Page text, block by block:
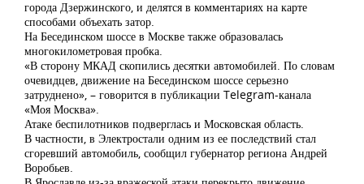
города Дзержинского, и делятся в комментариях на карте
способами объехать затор.
На Бесединском шоссе в Москве также образовалась
многокилометровая пробка.
«В сторону МКАД скопились десятки автомобилей. По словам
очевидцев, движение на Бесединском шоссе серьезно
затруднено», – говорится в публикации Telegram-канала
«Моя Москва».
Атаке беспилотников подверглась и Московская область.
В частности, в Электростали одним из ее последствий стал
сгоревший автомобиль, сообщил губернатор региона Андрей
Воробьев.